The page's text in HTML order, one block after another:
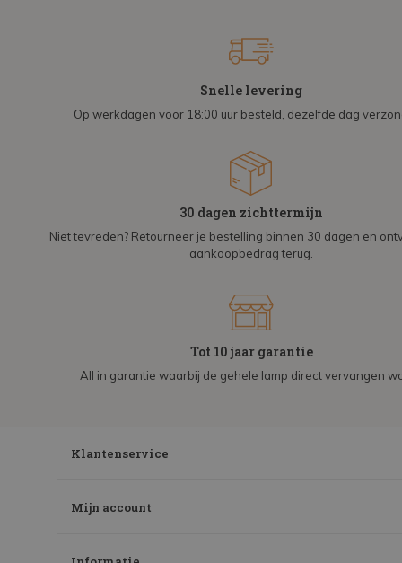
Snelle levering
Op werkdagen voor 18:00 uur besteld, dezelfde dag
30 dagen zichttermijn
Niet tevreden? Retourneer je bestelling binnen 30 dagen en
aankoopbedrag terug.
Tot 10 jaar garantie
All in garantie waarbij de gehele lamp direct vervangen
Klantenservice
Mijn account